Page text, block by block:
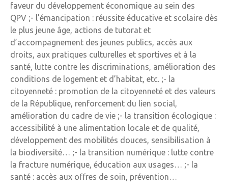
faveur du développement économique au sein des
QPV ;- l’émancipation : réussite éducative et scolaire dès
le plus jeune âge, actions de tutorat et
d’accompagnement des jeunes publics, accès aux
droits, aux pratiques culturelles et sportives et à la
santé, lutte contre les discriminations, amélioration des
conditions de logement et d’habitat, etc. ;- la
citoyenneté : promotion de la citoyenneté et des valeurs
de la République, renforcement du lien social,
amélioration du cadre de vie ;- la transition écologique :
accessibilité à une alimentation locale et de qualité,
développement des mobilités douces, sensibilisation à
la biodiversité… ;- la transition numérique : lutte contre
la fracture numérique, éducation aux usages… ;- la
santé : accès aux offres de soin, prévention…